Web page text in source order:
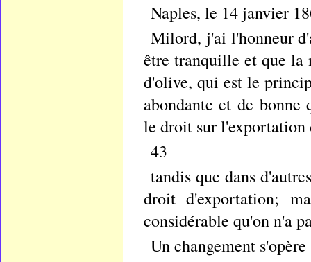
Naples, le 14 janvier
Milord, j'ai l'honneur
être tranquille et que la
d'olive, qui est le
abondante et de bonne
le droit sur l'exportation
43
tandis que dans
droit d'exportation;
considérable qu'on n'a
Un changement